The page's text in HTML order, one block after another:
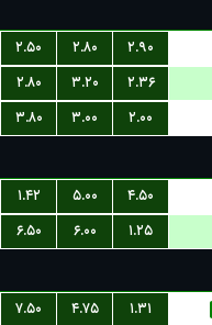
۲.۹۰ ۲.۸۰
۲.۵۰
۲.۳۶ ۳.۲۰
۲.۸۰
۲.۰۰ ۳.۰۰
۳.۸۰
۴.۵۰ ۵.۰۰
۱.۴۲
۱.۲۵ ۶.۰۰
۶.۵۰
۱.۳۱ ۴.۷۵
۷.۵۰